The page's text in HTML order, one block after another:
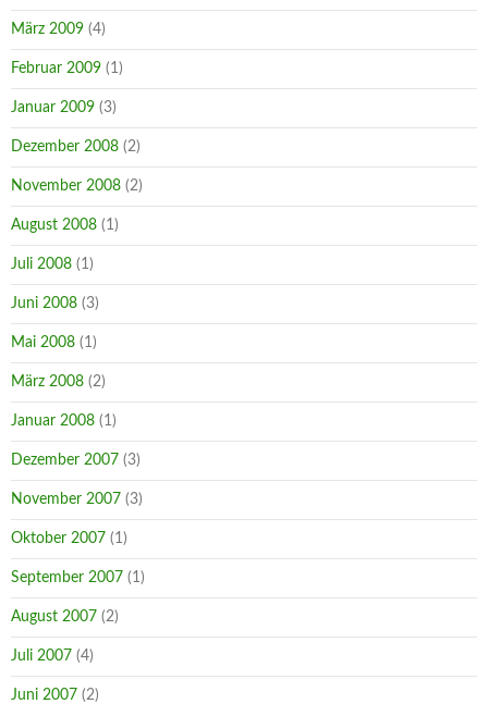
März 2009 (4)
Februar 2009 (1)
Januar 2009 (3)
Dezember 2008 (2)
November 2008 (2)
August 2008 (1)
Juli 2008 (1)
Juni 2008 (3)
Mai 2008 (1)
März 2008 (2)
Januar 2008 (1)
Dezember 2007 (3)
November 2007 (3)
Oktober 2007 (1)
September 2007 (1)
August 2007 (2)
Juli 2007 (4)
Juni 2007 (2)